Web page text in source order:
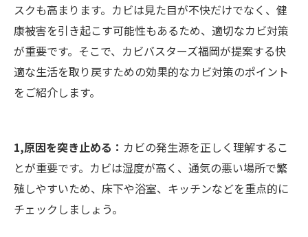
スクも高まります。カビは見た目が不快だけでなく、健
康被害を引き起こす可能性もあるため、適切なカビ対策
が重要です。そこで、カビバスターズ福岡が提案する快
適な生活を取り戻すための効果的なカビ対策のポイント
をご紹介します。
1,原因を突き止める： カビの発生源を正しく理解するこ
とが重要です。カビは湿度が高く、通気の悪い場所で繁
殖しやすいため、床下や浴室、キッチンなどを重点的に
チェックしましょう。